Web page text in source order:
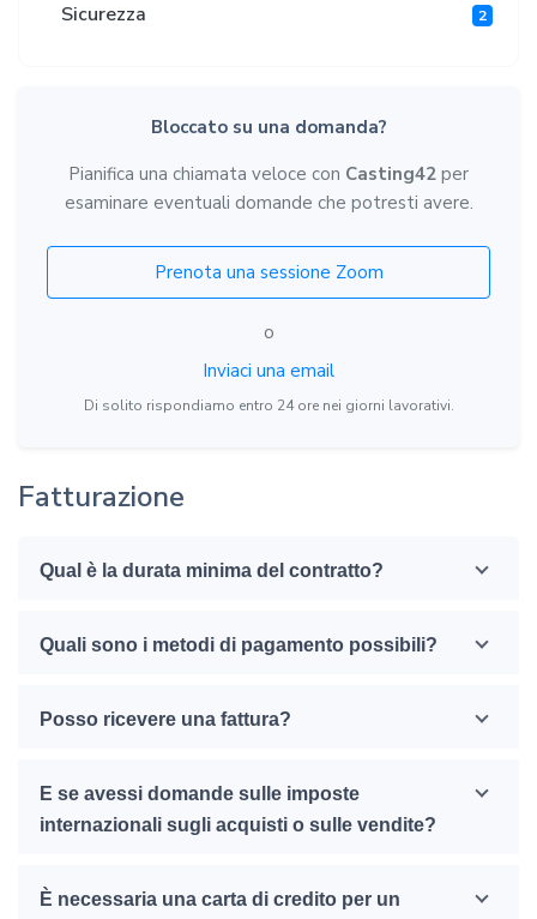
Sicurezza 2
Bloccato su una domanda?
Pianifica una chiamata veloce con Casting42 per
esaminare eventuali domande che potresti avere.
Prenota una sessione Zoom
o
Inviaci una email
Di solito rispondiamo entro 24 ore nei giorni lavorativi.
Fatturazione
Qual è la durata minima del contratto?
Quali sono i metodi di pagamento possibili?
Posso ricevere una fattura?
E se avessi domande sulle imposte
internazionali sugli acquisti o sulle vendite?
È necessaria una carta di credito per un